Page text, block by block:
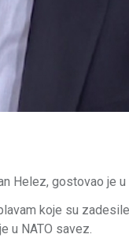
Helez, gostovao je u
koje su
u NATO savez.